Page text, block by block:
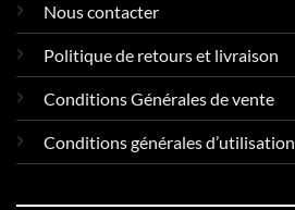
Nous contacter
Politique de retours et livraison
Conditions Générales de vente
Conditions générales d’utilisation